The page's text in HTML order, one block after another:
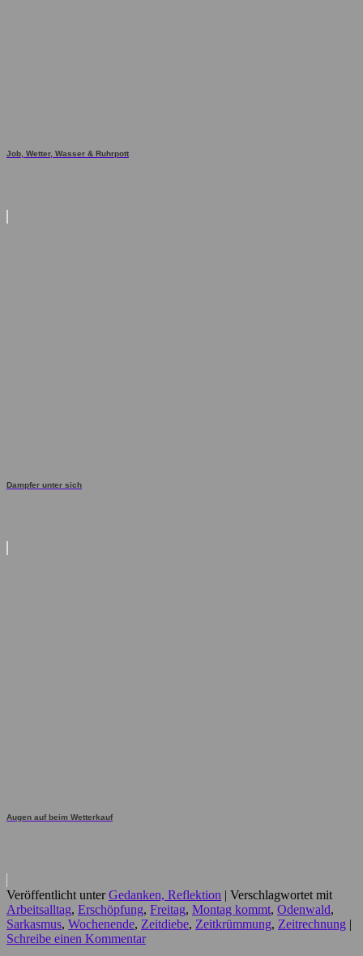
Job, Wetter, Wasser & Ruhrpott
Dampfer unter sich
Augen auf beim Wetterkauf
Veröffentlicht unter Gedanken, Reflektion | Verschlagwortet mit
Arbeitsalltag, Erschöpfung, Freitag, Montag kommt, Odenwald,
Sarkasmus, Wochenende, Zeitdiebe, Zeitkrümmung, Zeitrechnung |
Schreibe einen Kommentar